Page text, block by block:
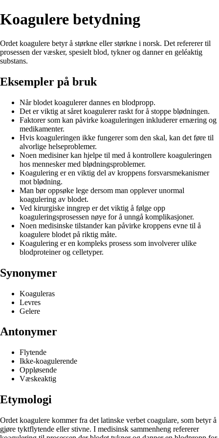
Koagulere betydning
Ordet koagulere betyr å størkne eller størkne i norsk. Det refererer til
prosessen der væsker, spesielt blod, tykner og danner en geléaktig
substans.
Eksempler på bruk
Når blodet koagulerer dannes en blodpropp.
Det er viktig at såret koagulerer raskt for å stoppe blødningen.
Faktorer som kan påvirke koaguleringen inkluderer ernæring og
medikamenter.
Hvis koaguleringen ikke fungerer som den skal, kan det føre til
alvorlige helseproblemer.
Noen medisiner kan hjelpe til med å kontrollere koaguleringen
hos mennesker med blødningsproblemer.
Koagulering er en viktig del av kroppens forsvarsmekanismer
mot blødning.
Man bør oppsøke lege dersom man opplever unormal
koagulering av blodet.
Ved kirurgiske inngrep er det viktig å følge opp
koaguleringsprosessen nøye for å unngå komplikasjoner.
Noen medisinske tilstander kan påvirke kroppens evne til å
koagulere blodet på riktig måte.
Koagulering er en kompleks prosess som involverer ulike
blodproteiner og celletyper.
Synonymer
Koaguleras
Levres
Gelere
Antonymer
Flytende
Ikke-koagulerende
Oppløsende
Væskeaktig
Etymologi
Ordet koagulere kommer fra det latinske verbet coagulare, som betyr å
gjøre tyktflytende eller stivne. I medisinsk sammenheng refererer